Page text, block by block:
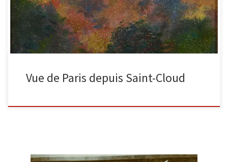
Vue de Paris depuis Saint-Cloud